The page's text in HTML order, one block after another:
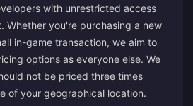
with unrestricted access
Whether you're purchasing a new
in-game transaction, we aim to
options as everyone else. We
not be priced three times
of your geographical location.